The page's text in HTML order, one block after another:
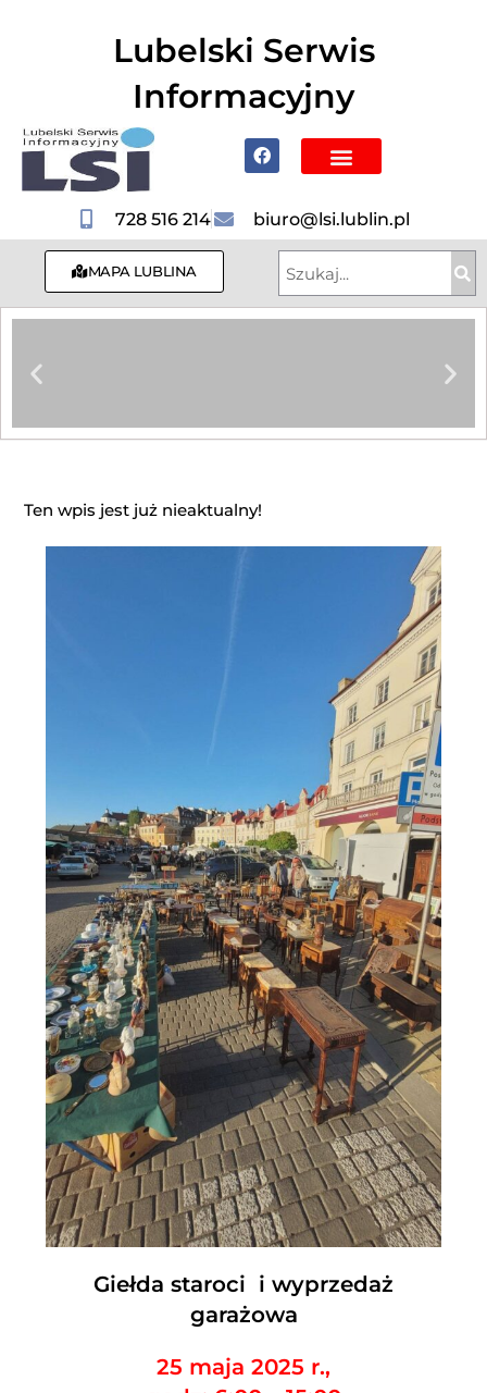
Lubelski Serwis
Informacyjny
728 516 214 biuro@lsi.lublin.pl
MAPA LUBLINA
Ten wpis jest już nieaktualny!
Giełda staroci i wyprzedaż
garażowa
25 maja 2025 r.,